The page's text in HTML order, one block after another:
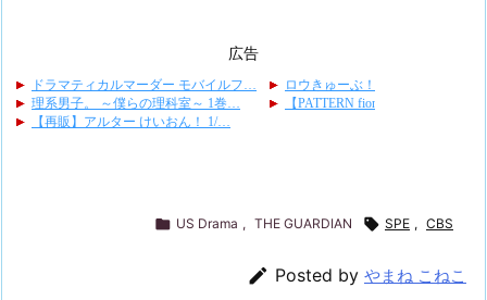
広告
 US Drama , THE GUARDIAN  SPE , CBS
 Posted by やまね こねこ